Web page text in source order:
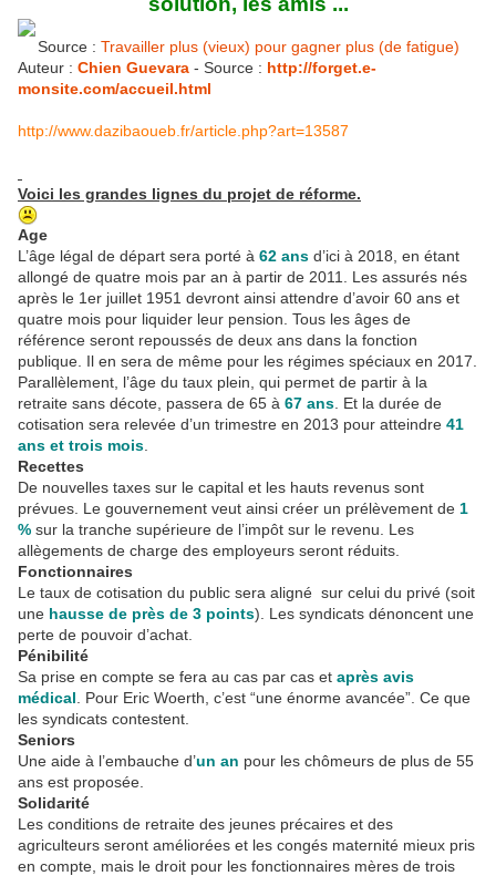
Source : Travailler plus (vieux) pour gagner plus (de fatigue)
Auteur : Chien Guevara - Source : http://forget.e-
monsite.com/accueil.html
http://www.dazibaoueb.fr/article.php?art=13587
Voici les grandes lignes du projet de réforme.
Age
L’âge légal de départ sera porté à 62 ans d’ici à 2018, en étant
allongé de quatre mois par an à partir de 2011. Les assurés nés
après le 1er juillet 1951 devront ainsi attendre d’avoir 60 ans et
quatre mois pour liquider leur pension. Tous les âges de
référence seront repoussés de deux ans dans la fonction
publique. Il en sera de même pour les régimes spéciaux en 2017.
Parallèlement, l’âge du taux plein, qui permet de partir à la
retraite sans décote, passera de 65 à 67 ans . Et la durée de
cotisation sera relevée d’un trimestre en 2013 pour atteindre 41
ans et trois mois
Recettes
De nouvelles taxes sur le capital et les hauts revenus sont
prévues. Le gouvernement veut ainsi créer un prélèvement de 1
% sur la tranche supérieure de l’impôt sur le revenu. Les
allègements de charge des employeurs seront réduits.
Fonctionnaires
Le taux de cotisation du public sera aligné sur celui du privé (soit
une hausse de près de 3 points). Les syndicats dénoncent une
perte de pouvoir d’achat.
Pénibilité
Sa prise en compte se fera au cas par cas et après avis
médical . Pour Eric Woerth, c’est “une énorme avancée”. Ce que
les syndicats contestent.
Seniors
Une aide à l’embauche d’un an pour les chômeurs de plus de 55
ans est proposée.
Solidarité
Les conditions de retraite des jeunes précaires et des
agriculteurs seront améliorées et les congés maternité mieux pris
en compte, mais le droit pour les fonctionnaires mères de trois